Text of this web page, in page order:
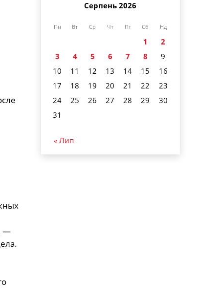
—
Серпень 2026
Пн Вт Ср Чт Пт Сб Нд
1
2
3
4 5 6 7 8
9
10
11 12 13 14 15
16
17
18 19 20 21 22
23
24
25 26 27 28 29
30
31
« Лип